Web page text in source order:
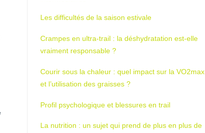
Les difficultés de la saison estivale
Crampes en ultra-trail : la déshydratation est-elle
vraiment responsable ?
Courir sous la chaleur : quel impact sur la VO2max
et l’utilisation des graisses ?
Profil psychologique et blessures en trail
La nutrition : un sujet qui prend de plus en plus de